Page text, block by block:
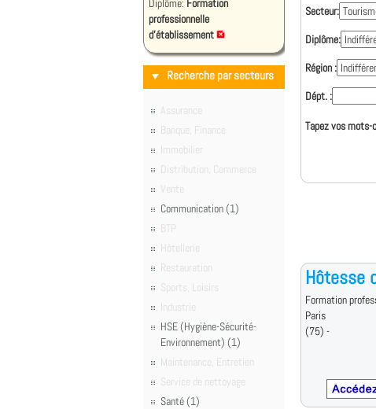
Diplôme: Formation
professionnelle
d'établissement
Recherche par secteurs
Assurance
Banque, Finance
Immobilier
Distribution, Commerce
Vente
Communication (1)
BTP
Hôtellerie
Restauration
Sports, Loisirs
Industrie
HSE (Hygiène-Sécurité-
Environnement) (1)
Maintenance, Entretien
Service de nettoyage
Santé (1)
Secteur:
Diplôme:
Région :
Dépt. :
Tapez vos mots-
Hôtesse
Formation
Paris
(75) -